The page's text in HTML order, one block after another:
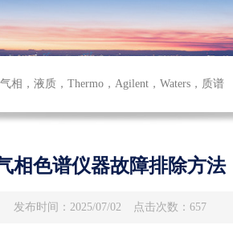
气相 ，液质 ，Thermo ，Agilent ，Waters ， 质谱
相色谱仪器故障排除方法
发布时间：2025/07/02 点击次数：657